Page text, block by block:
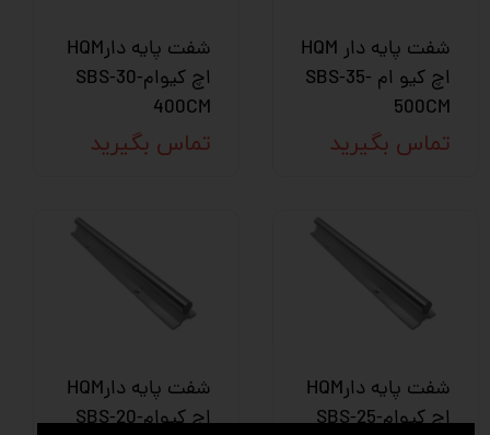
شفت پایه دار HQM
اچ کیو ام SBS-35-
500CM
تماس بگیرید
شفت پایه دارHQM
اچ کیوامSBS-30-
400CM
تماس بگیرید
شفت پایه دارHQM
اچ کیوامSBS-25-
شفت پایه دارHQM
اچ کیوامSBS-20-